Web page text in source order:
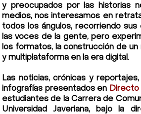
y preocupados por las historias
medios, nos interesamos en
todos los ángulos, recorriendo
las voces de la gente, pero
los formatos, la construcción de
y multiplataforma en la era digital.
Las noticias, crónicas y
infografías presentados en Directo
estudiantes de la Carrera de
Universidad Javeriana, bajo la